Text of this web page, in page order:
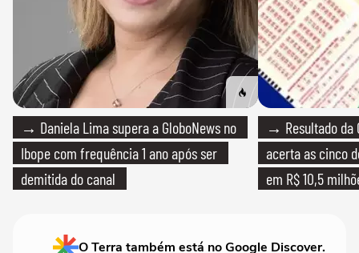
→ Daniela Lima supera a GloboNews no
Ibope com frequência 1 ano após ser
demitida do canal
→ Resultado da
acerta as cinco
em R$ 10,5
O Terra também está no Google Discover.